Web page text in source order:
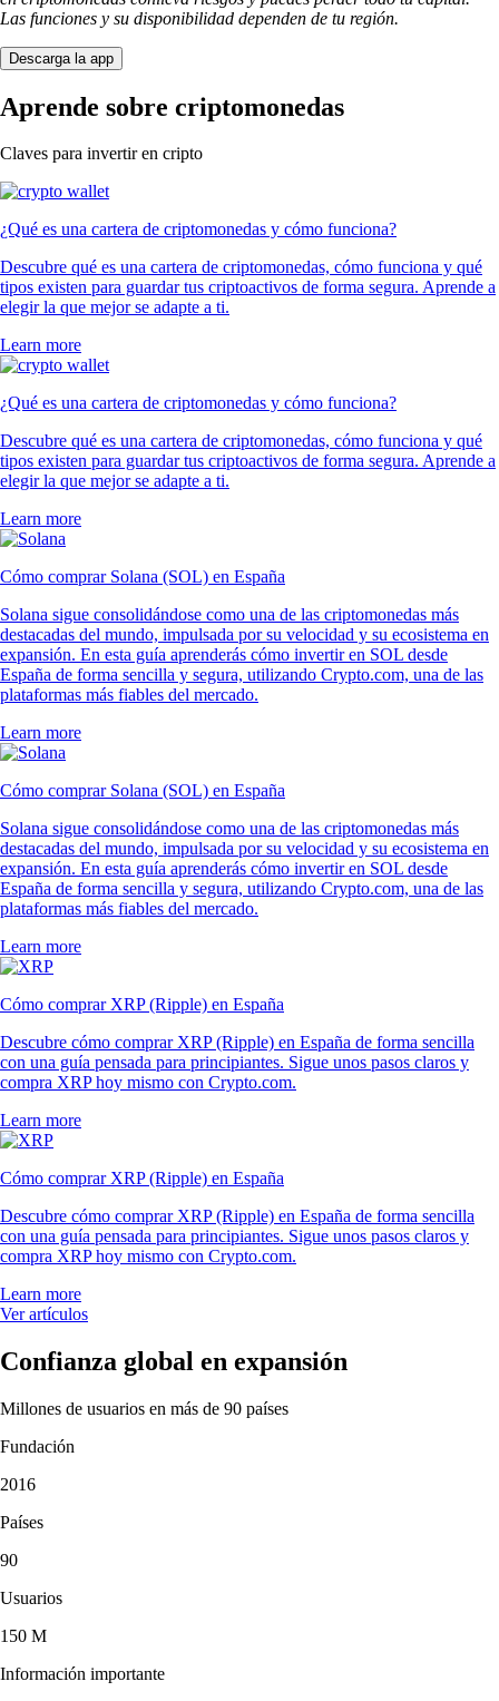
Las funciones y su disponibilidad dependen de tu región.
Descarga la app
Aprende sobre criptomonedas
Claves para invertir en cripto
¿Qué es una cartera de criptomonedas y cómo funciona?
Descubre qué es una cartera de criptomonedas, cómo funciona y qué
tipos existen para guardar tus criptoactivos de forma segura. Aprende a
elegir la que mejor se adapte a ti.
Learn more
¿Qué es una cartera de criptomonedas y cómo funciona?
Descubre qué es una cartera de criptomonedas, cómo funciona y qué
tipos existen para guardar tus criptoactivos de forma segura. Aprende a
elegir la que mejor se adapte a ti.
Learn more
Cómo comprar Solana (SOL) en España
Solana sigue consolidándose como una de las criptomonedas más
destacadas del mundo, impulsada por su velocidad y su ecosistema en
expansión. En esta guía aprenderás cómo invertir en SOL desde
España de forma sencilla y segura, utilizando Crypto.com, una de las
plataformas más fiables del mercado.
Learn more
Cómo comprar Solana (SOL) en España
Solana sigue consolidándose como una de las criptomonedas más
destacadas del mundo, impulsada por su velocidad y su ecosistema en
expansión. En esta guía aprenderás cómo invertir en SOL desde
España de forma sencilla y segura, utilizando Crypto.com, una de las
plataformas más fiables del mercado.
Learn more
Cómo comprar XRP (Ripple) en España
Descubre cómo comprar XRP (Ripple) en España de forma sencilla
con una guía pensada para principiantes. Sigue unos pasos claros y
compra XRP hoy mismo con Crypto.com.
Learn more
Cómo comprar XRP (Ripple) en España
Descubre cómo comprar XRP (Ripple) en España de forma sencilla
con una guía pensada para principiantes. Sigue unos pasos claros y
compra XRP hoy mismo con Crypto.com.
Learn more
Ver artículos
Confianza global en expansión
Millones de usuarios en más de 90 países
Fundación
2016
Países
90
Usuarios
150 M
Información importante